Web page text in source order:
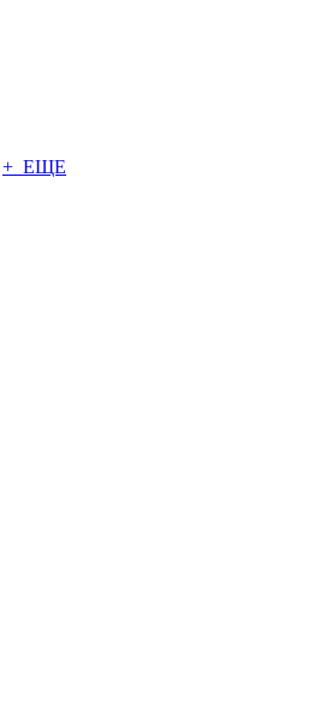
+ ЕЩЕ